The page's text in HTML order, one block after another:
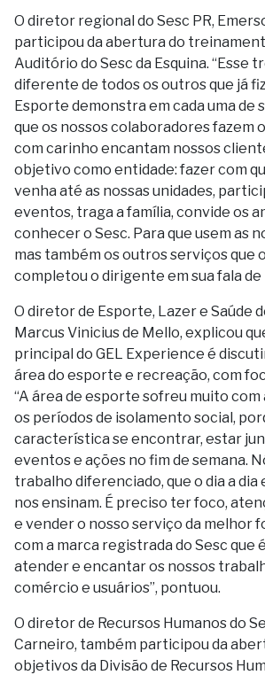
O diretor regional do Sesc PR,
participou da abertura do
Auditório do Sesc da Esquina. “Esse
diferente de todos os outros que já
Esporte demonstra em cada uma de
que os nossos colaboradores fazem
com carinho encantam nossos
objetivo como entidade: fazer com
venha até as nossas unidades,
eventos, traga a família, convide os
conhecer o Sesc. Para que usem as
mas também os outros serviços que
completou o dirigente em sua fala de
O diretor de Esporte, Lazer e Saúde
Marcus Vinicius de Mello, explicou
principal do GEL Experience é
área do esporte e recreação, com
“A área de esporte sofreu muito com
os períodos de isolamento social,
característica se encontrar, estar
eventos e ações no fim de semana.
trabalho diferenciado, que o dia a dia
nos ensinam. É preciso ter foco,
e vender o nosso serviço da melhor
com a marca registrada do Sesc que
atender e encantar os nossos
comércio e usuários”, pontuou.
O diretor de Recursos Humanos do
Carneiro, também participou da
objetivos da Divisão de Recursos